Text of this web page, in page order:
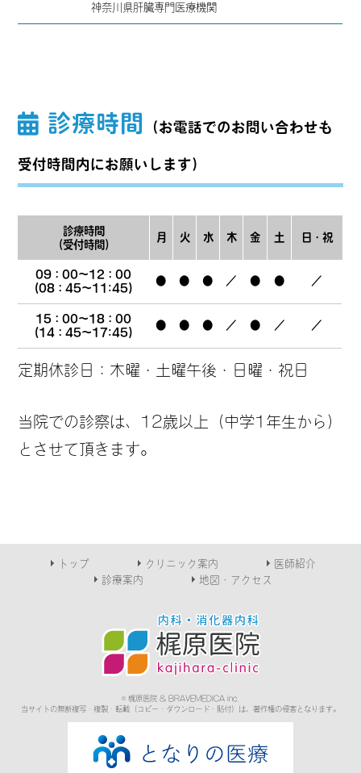
神奈川県肝臓専門医療機関
診療時間 （お電話でのお問い合わせも
受付時間内にお願いします）
診療時間
（受付時間）
月 火 水 木 金 土 日・祝
09：00～12：00
(08：45～11:45)
● ● ● ／ ● ● ／
15：00～18：00
(14：45～17:45)
● ● ● ／ ● ／ ／
定期休診日：木曜・土曜午後・日曜・祝日
当院での診察は、12歳以上（中学1年生から）
とさせて頂きます。
トップ クリニック案内
医師紹介
診療案内
地図・アクセス
© 梶原医院 & BRAVEMEDICA inc.
当サイトの無断複写・複製・転載（コピー・ダウンロード・貼付）は、著作権の侵害となります。